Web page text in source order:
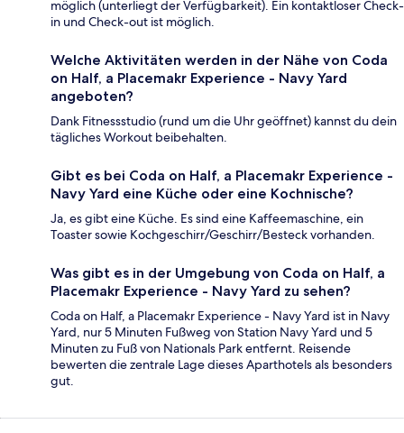
möglich (unterliegt der Verfügbarkeit). Ein kontaktloser Check-
in und Check-out ist möglich.
Welche Aktivitäten werden in der Nähe von Coda
on Half, a Placemakr Experience - Navy Yard
angeboten?
Dank Fitnessstudio (rund um die Uhr geöffnet) kannst du dein
tägliches Workout beibehalten.
Gibt es bei Coda on Half, a Placemakr Experience -
Navy Yard eine Küche oder eine Kochnische?
Ja, es gibt eine Küche. Es sind eine Kaffeemaschine, ein
Toaster sowie Kochgeschirr/Geschirr/Besteck vorhanden.
Was gibt es in der Umgebung von Coda on Half, a
Placemakr Experience - Navy Yard zu sehen?
Coda on Half, a Placemakr Experience - Navy Yard ist in Navy
Yard, nur 5 Minuten Fußweg von Station Navy Yard und 5
Minuten zu Fuß von Nationals Park entfernt. Reisende
bewerten die zentrale Lage dieses Aparthotels als besonders
gut.